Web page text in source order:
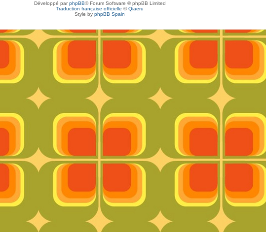
Développé parphpBB® Forum Software © phpBB Limited
Traduction française officielle ©Qiaeru
Style by phpBB Spain